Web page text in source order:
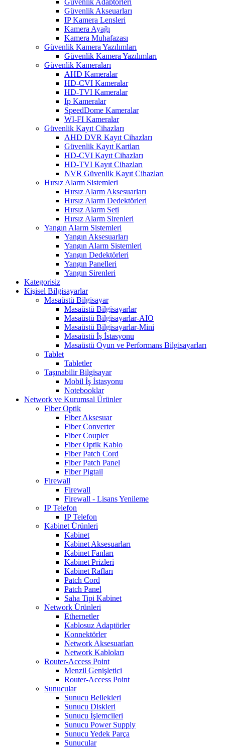
Güvenlik Adaptörleri
Güvenlik Akseuarları
IP Kamera Lensleri
Kamera Ayağı
Kamera Muhafazası
Güvenlik Kamera Yazılımları
Güvenlik Kamera Yazılımları
Güvenlik Kameraları
AHD Kameralar
HD-CVI Kameralar
HD-TVI Kameralar
Ip Kameralar
SpeedDome Kameralar
WI-FI Kameralar
Güvenlik Kayıt Cihazları
AHD DVR Kayıt Cihazları
Güvenlik Kayıt Kartları
HD-CVI Kayıt Cihazları
HD-TVI Kayıt Cihazları
NVR Güvenlik Kayıt Cihazları
Hırsız Alarm Sistemleri
Hırsız Alarm Aksesuarları
Hırsız Alarm Dedektörleri
Hırsız Alarm Seti
Hırsız Alarm Sirenleri
Yangın Alarm Sistemleri
Yangın Aksesuarları
Yangın Alarm Sistemleri
Yangın Dedektörleri
Yangın Panelleri
Yangın Sirenleri
Kategorisiz
Kişisel Bilgisayarlar
Masaüstü Bilgisayar
Masaüstü Bilgisayarlar
Masaüstü Bilgisayarlar-AIO
Masaüstü Bilgisayarlar-Mini
Masaüstü İş İstasyonu
Masaüstü Oyun ve Performans Bilgisayarları
Tablet
Tabletler
Taşınabilir Bilgisayar
Mobil İş İstasyonu
Notebooklar
Network ve Kurumsal Ürünler
Fiber Optik
Fiber Aksesuar
Fiber Converter
Fiber Coupler
Fiber Optik Kablo
Fiber Patch Cord
Fiber Patch Panel
Fiber Pigtail
Firewall
Firewall
Firewall - Lisans Yenileme
IP Telefon
IP Telefon
Kabinet Ürünleri
Kabinet
Kabinet Aksesuarları
Kabinet Fanları
Kabinet Prizleri
Kabinet Rafları
Patch Cord
Patch Panel
Saha Tipi Kabinet
Network Ürünleri
Ethernetler
Kablosuz Adaptörler
Konnektörler
Network Aksesuarları
Network Kabloları
Router-Access Point
Menzil Genişletici
Router-Access Point
Sunucular
Sunucu Bellekleri
Sunucu Diskleri
Sunucu İşlemcileri
Sunucu Power Supply
Sunucu Yedek Parça
Sunucular